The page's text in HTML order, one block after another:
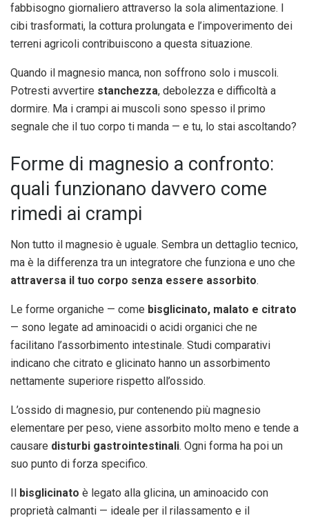
fabbisogno giornaliero attraverso la sola alimentazione. I
cibi trasformati, la cottura prolungata e l’impoverimento dei
terreni agricoli contribuiscono a questa situazione.
Quando il magnesio manca, non soffrono solo i muscoli.
Potresti avvertire stanchezza, debolezza e difficoltà a
dormire. Ma i crampi ai muscoli sono spesso il primo
segnale che il tuo corpo ti manda — e tu, lo stai ascoltando?
Forme di magnesio a confronto:
quali funzionano davvero come
rimedi ai crampi
Non tutto il magnesio è uguale. Sembra un dettaglio tecnico,
ma è la differenza tra un integratore che funziona e uno che
attraversa il tuo corpo senza essere assorbito.
Le forme organiche — come bisglicinato, malato e citrato
— sono legate ad aminoacidi o acidi organici che ne
facilitano l’assorbimento intestinale. Studi comparativi
indicano che citrato e glicinato hanno un assorbimento
nettamente superiore rispetto all’ossido.
L’ossido di magnesio, pur contenendo più magnesio
elementare per peso, viene assorbito molto meno e tende a
causare disturbi gastrointestinali. Ogni forma ha poi un
suo punto di forza specifico.
Il bisglicinato è legato alla glicina, un aminoacido con
proprietà calmanti — ideale per il rilassamento e il